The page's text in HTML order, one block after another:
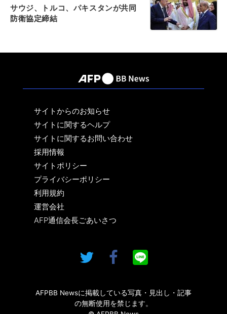
サウジ、トルコ、パキスタンが共同
防衛協定締結
サイトからのお知らせ
サイトに関するヘルプ
サイトに関するお問い合わせ
採用情報
サイトポリシー
プライバシーポリシー
利用規約
運営会社
AFP通信会長ごあいさつ
AFPBB Newsに掲載している写真・見出し・記事
の無断使用を禁じます。